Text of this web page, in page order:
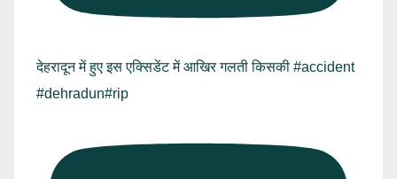
देहरादून में हुए इस एक्सिडेंट में आखिर गलती किसकी #accident
#dehradun#rip